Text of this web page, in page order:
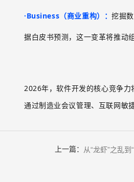
·Business （商业重构） ：挖掘
据白皮书预测，这一变革将推动
2026年，软件开发的核心竞争
通过制造业会议管理、互联网敏
上一篇： 从“龙虾”之乱